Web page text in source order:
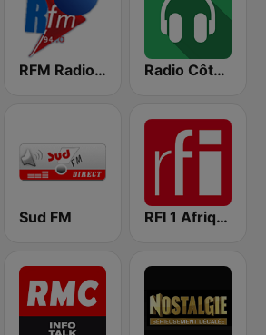
RFM Radio Futurs Medias 94.0 FM Radio Côte d'Ivoire
Sud FM RFI 1 Afrique